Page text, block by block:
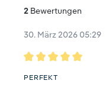
2 Bewertungen
30. März 2026 05:29
PERFEKT